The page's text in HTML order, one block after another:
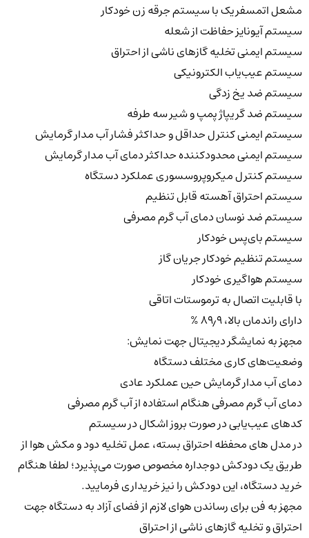
مشعل اتمسفریک با سیستم جرقه زن خودکار
سیستم آیونایز حفاظت از شعله
سیستم ایمنی تخلیه گازهای ناشی از احتراق
سیستم عیب‌یاب الکترونیکی
سیستم ضد یخ زدگی
سیستم ضد گریپاژ پمپ و شیر سه ‌طرفه
سیستم ایمنی کنترل حداقل و حداکثر فشار آب مدار گرمایش
سیستم ایمنی محدودکننده حداکثر دمای آب مدار گرمایش
سیستم کنترل میکروپروسسوری عملکرد دستگاه
سیستم احتراق آهسته قابل تنظیم
سیستم ضد نوسان دمای آب گرم مصرفی
سیستم بای‌پس خودکار
سیستم تنظیم خودکار جریان گاز
سیستم هواگیری خودکار
با قابلیت اتصال به ترموستات اتاقی
دارای راندمان بالا، ۸۹٫۹ %
مجهز به نمایشگر دیجیتال جهت نمایش:
وضعیت‌های کاری مختلف دستگاه
دمای آب مدار گرمایش حین عملکرد عادی
دمای آب گرم مصرفی هنگام استفاده از آب گرم مصرفی
کدهای عیب‌یابی در صورت بروز اشکال در سیستم
در مدل های محفظه احتراق بسته، عمل تخلیه دود و مکش هوا از
طریق یک دودکش دوجداره مخصوص صورت می‌پذیرد؛ لطفا هنگام
خرید دستگاه، این دودکش را نیز خریداری فرمایید.
مجهز به فن برای رساندن هوای لازم از فضای آزاد به دستگاه جهت
احتراق و تخلیه گازهای ناشی از احتراق